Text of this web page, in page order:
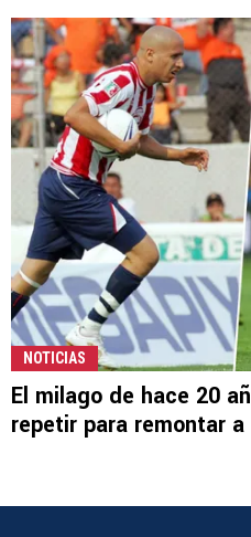
NOTICIAS
El milago de hace 20
repetir para remontar